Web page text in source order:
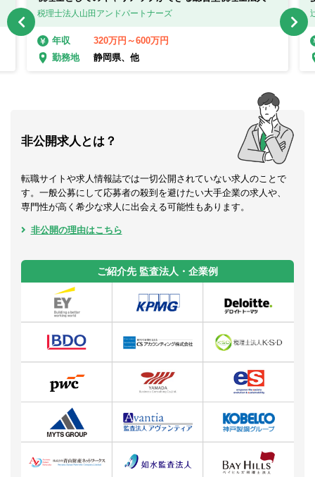
税理士法人山田アンドパートナーズ
年収
320万円～600万円
勤務地
静岡県、他
非公開求人とは？
転職サイトや求人情報誌では一切公開されていない求人のことで
す。一般公募にして応募者の殺到を避けたい大手企業の求人や、
専門性が高く希少な求人に出会える可能性もあります。
非公開の理由はこちら
ご紹介先 監査法人・企業例